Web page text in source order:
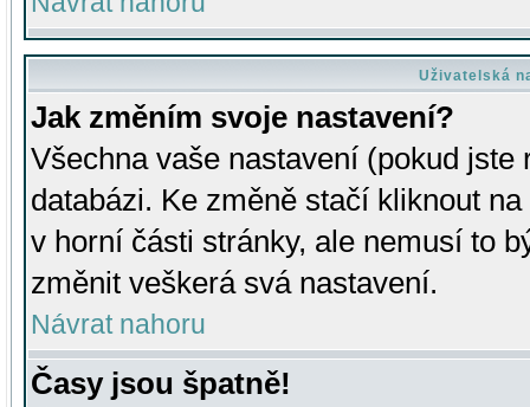
Uživatelská
Jak změním svoje nastavení?
Všechna vaše nastavení (pokud
databázi. Ke změně stačí kliknout
v horní části stránky, ale nemusí to
změnit veškerá svá nastavení.
Návrat nahoru
Časy jsou špatně!